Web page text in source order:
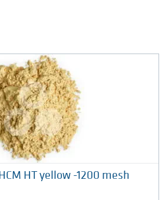
HT yellow -1200 mesh